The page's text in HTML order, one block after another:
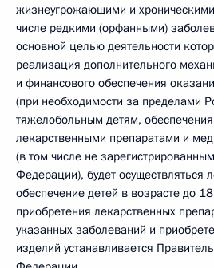
жизнеугрожающими и
числе редкими (орфанными)
основной целью деятельности
реализация дополнительного
и финансового обеспечения
(при необходимости за пределами
тяжелобольным детям, обеспечения
лекарственными препаратами и
(в том числе не
Федерации), будет осуществляться
обеспечение детей в возрасте до
приобретения лекарственных
указанных заболеваний и
изделий устанавливается